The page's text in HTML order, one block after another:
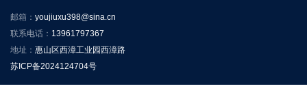
邮箱： youjiuxu398@sina.cn
联系电话： 13961797367
地址： 惠山区西漳工业园西漳路
苏ICP备2024124704号